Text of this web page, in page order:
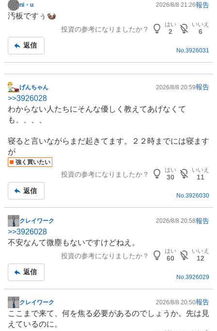
掲
示
事
ni・u 2026/8/8 21:26報告
汚板ですぅ🦦
投資の参考になりましたか？
はい
2
いいえ
6
返信
No. 3926031
掲
示
板
記
げんちゃん 2026/8/8 20:59報告
>>3926028
わからない人たちにそんな優しく教えてあげなくて
も、、、、
寝ると言いながらまだ起きてます。２２時までには寝ます
が
強く買いたい
投資の参考になりましたか？
はい
30
いいえ
11
返信
No.3926030
掲
示
板
クレイワーク 2026/8/8 20:58報告
>>3926028
不安なんて微塵もないですけどねえ。
投資の参考になりましたか？
はい
60
いいえ
12
返信
No. 3926029
掲
示
板
クレイワーク 2026/8/8 20:50報告
ここまで来て、何を焦る必要があるのでしょうか。先は見
えているのに。